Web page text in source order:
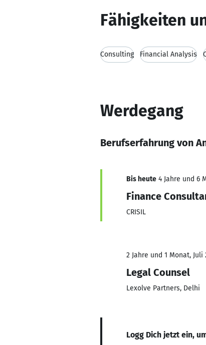
Fähigkeiten
Consulting Financial Analysis
Werdegang
Berufserfahrung von
Bis heute 4 Jahre und 6
Finance
CRISIL
2 Jahre und 1 Monat, Juli
Legal Counsel
Lexolve Partners, Delhi
Logg Dich jetzt ein,